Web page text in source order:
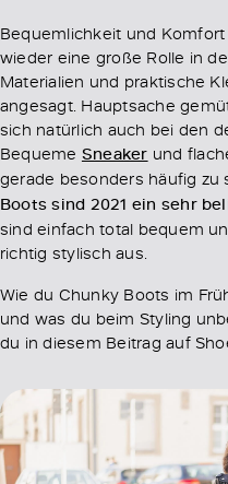
Bequemlichkeit und
wieder eine große Rolle in
Materialien und praktische
angesagt. Hauptsache
sich natürlich auch bei den
Bequeme Sneaker und
gerade besonders häufig zu
Boots sind 2021 ein sehr
sind einfach total bequem
richtig stylisch aus.
Wie du Chunky Boots im
und was du beim Styling
du in diesem Beitrag auf